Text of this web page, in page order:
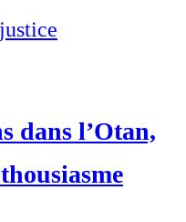
dans l’Otan,